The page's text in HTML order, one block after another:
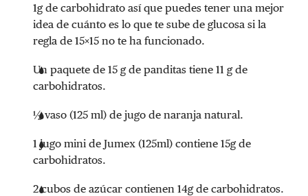
1g de carbohidrato así que puedes tener una mejor
idea de cuánto es lo que te sube de glucosa si la
regla de 15×15 no te ha funcionado.
Un paquete de 15 g de panditas tiene 11 g de
carbohidratos.
½ vaso (125 ml) de jugo de naranja natural.
1 jugo mini de Jumex (125ml) contiene 15g de
carbohidratos.
2 cubos de azúcar contienen 14g de carbohidratos.